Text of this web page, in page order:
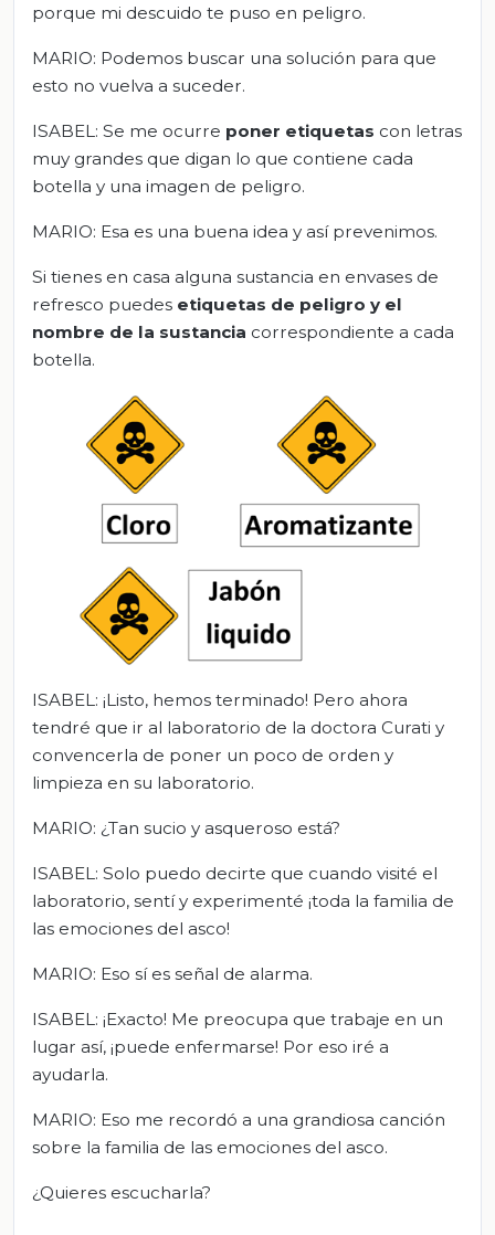
porque mi descuido te puso en peligro.
MARIO: Podemos buscar una solución para que
esto no vuelva a suceder.
ISABEL: Se me ocurre poner etiquetas con letras
muy grandes que digan lo que contiene cada
botella y una imagen de peligro.
MARIO: Esa es una buena idea y así prevenimos.
Si tienes en casa alguna sustancia en envases de
refresco puedes etiquetas de peligro y el
nombre de la sustancia correspondiente a cada
botella.
ISABEL: ¡Listo, hemos terminado! Pero ahora
tendré que ir al laboratorio de la doctora Curati y
convencerla de poner un poco de orden y
limpieza en su laboratorio.
MARIO: ¿Tan sucio y asqueroso está?
ISABEL: Solo puedo decirte que cuando visité el
laboratorio, sentí y experimenté ¡toda la familia de
las emociones del asco!
MARIO: Eso sí es señal de alarma.
ISABEL: ¡Exacto! Me preocupa que trabaje en un
lugar así, ¡puede enfermarse! Por eso iré a
ayudarla.
MARIO: Eso me recordó a una grandiosa canción
sobre la familia de las emociones del asco.
¿Quieres escucharla?